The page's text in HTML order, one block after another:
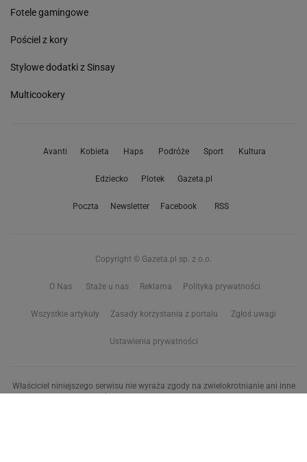
Fotele gamingowe
Pościel z kory
Stylowe dodatki z Sinsay
Multicookery
Avanti Kobieta Haps Podróże Sport Kultura
Edziecko Plotek Gazeta.pl
Poczta Newsletter Facebook RSS
Copyright © Gazeta.pl sp. z o.o.
O Nas Staże u nas Reklama Polityka prywatności
Wszystkie artykuły Zasady korzystania z portalu Zgłoś uwagi
Ustawienia prywatności
Właściciel niniejszego serwisu nie wyraża zgody na zwielokrotnianie ani inne